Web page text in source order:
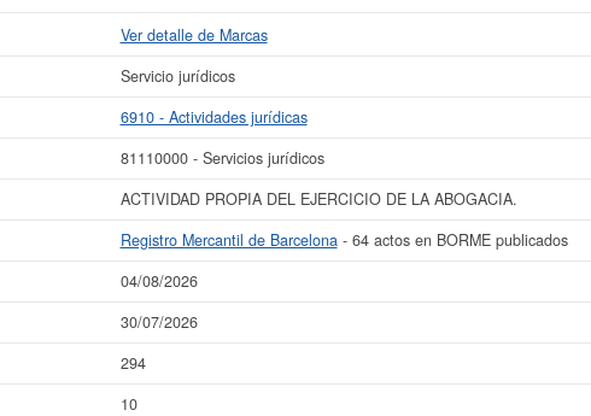
Ver detalle de Marcas
Servicio jurídicos
6910 - Actividades jurídicas
81110000 - Servicios jurídicos
ACTIVIDAD PROPIA DEL EJERCICIO DE LA ABOGACIA.
Registro Mercantil de Barcelona- 64 actos en BORME publicados
04/08/2026
30/07/2026
294
10